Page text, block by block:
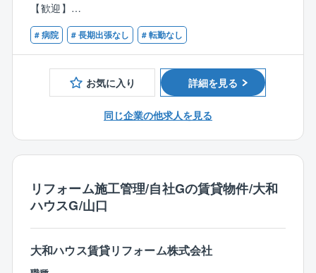
【ポイント】
■中堅ゼネコンGのため、安定した経営基盤で受注が安
定しています！
やリニューアル工事を行っております。2013年には大
和ハウスグループにも参画し更に安定経営！安定した
企業で、長期的にキャリアアップしていくことができ
■契約社員での採用となるため、転勤はございません。
【歓迎】
■電気主任技術者のご経験のある方
■電気、機械設備に関する実務経験をお持ちの方
■建築物環境衛生管理技術者
■第一種電気工事士、第二種電気工事士
# 病院 # 長期出張なし # 転勤なし
お気に入り 詳細を見る
同じ企業の他求人を見る
リフォーム施工管理/自社Gの賃貸物件/大和
ハウスG/山口
大和ハウス賃貸リフォーム株式会社